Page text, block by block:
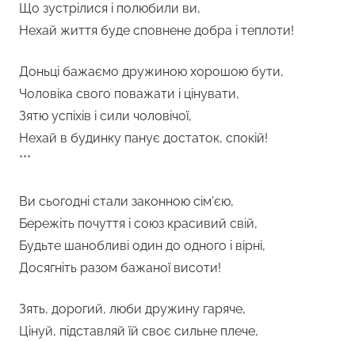
Що зустрілися і полюбили ви,
Нехай життя буде сповнене добра і теплоти!
Доньці бажаємо дружиною хорошою бути,
Чоловіка свого поважати і цінувати,
Зятю успіхів і сили чоловічої,
Нехай в будинку панує достаток, спокій!
***
Ви сьогодні стали законною сім’єю,
Бережіть почуття і союз красивий свій,
Будьте шанобливі один до одного і вірні,
Досягніть разом бажаної висоти!
Зять, дорогий, люби дружину гаряче,
Цінуй, підставляй їй своє сильне плече,